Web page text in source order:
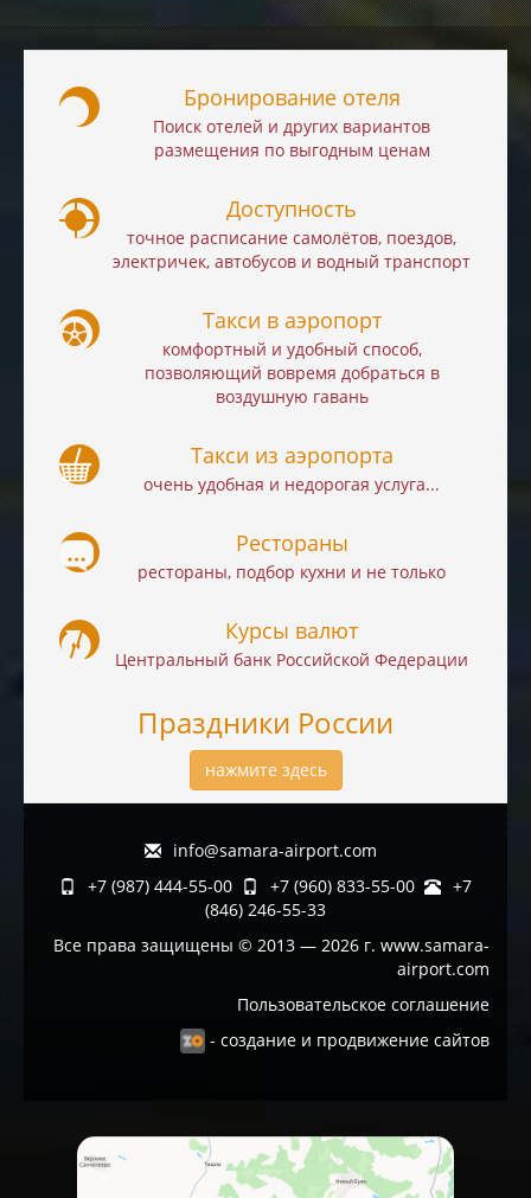
Бронирование отеля
Поиск отелей и других вариантов
размещения по выгодным ценам
Доступность
точное расписание самолётов, поездов,
электричек, автобусов и водный транспорт
Такси в аэропорт
комфортный и удобный способ,
позволяющий вовремя добраться в
воздушную гавань
Такси из аэропорта
очень удобная и недорогая услуга...
Рестораны
рестораны, подбор кухни и не только
Курсы валют
Центральный банк Российской Федерации
Праздники России
нажмите здесь
info@samara-airport.com
+7 (987) 444-55-00
+7 (960) 833-55-00
+7
(846) 246-55-33
Все права защищены © 2013 — 2026 г. www.samara-
airport.com
Пользовательское соглашение
- создание и продвижение сайтов